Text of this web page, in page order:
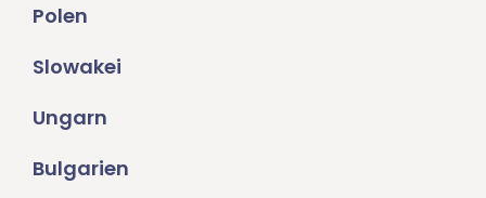
Polen
Slowakei
Ungarn
Bulgarien